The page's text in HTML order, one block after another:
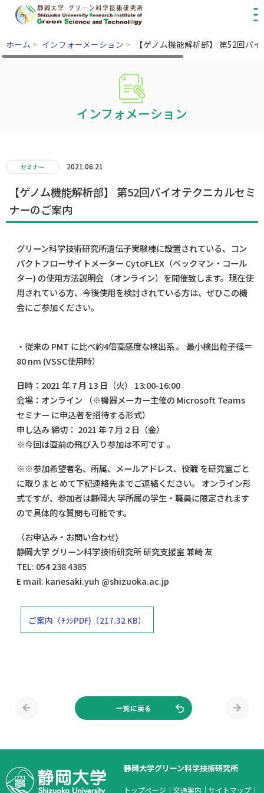
ホーム > インフォーメーション > 【ゲノム機能解析部】 第52回バ
インフォメーション
セミナー 2021.06.21
【ゲノム機能解析部】 第52回バイオテクニカルセミ
ナーのご案内
グリーン科学技術研究所遺伝子実験棟に設置されている、コン
パクトフローサイトメーター CytoFLEX（ベックマン・コール
ター) の使用方法説明会 （オンライン）を開催致します。現在使
用されている方、今後使用を検討されている方は、ぜひこの機
会にご参加ください。
・従来の PMT に比べ約4倍高感度な検出系 。 最小検出粒子径＝
80 nm (VSSC使用時）
日時：2021 年 7 月 13 日（火） 13:00-16:00
会場：オンライン （※機器メーカー主催の Microsoft Teams
セミナー に申込者を招待する形式）
申し込み 締切： 2021 年 7 月 2 日（金）
※今回は直前の飛び入り参加は不可です 。
※※参加希望者名、所属、メールアドレス、役職 を研究室ごと
に取りまと めて下記連絡先までご連絡ください。 オンライン形
式ですが、参加者は静岡大 学所属の学生・職員に限定されます
ので具体的な質問も可能です。
（お申込み・お問い合わせ)
静岡大学 グリーン科学技術研究所 研究支援室 兼崎 友
TEL: 054 238 4385
E mail: kanesaki.yuh @shizuoka.ac.jp
ご案内（ﾁﾗｼPDF)（217.32 KB）
一覧に戻る
静岡大学グリーン科学技術研究所
トップページ ｜ 交通案内 ｜ サイトマップ ｜